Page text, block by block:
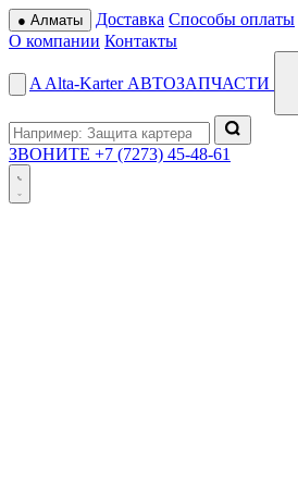
● Алматы Доставка Способы оплаты
О компании Контакты
A Alta-Karter АВТОЗАПЧАСТИ
ЗВОНИТЕ +7 (7273) 45-48-61